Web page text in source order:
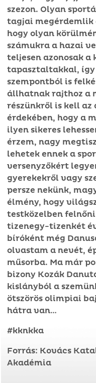
szezon. Olyan
tagjai megérdemlik
hogy olyan
számukra a hazai
teljesen azonosak
tapasztaltakkal, így
szempontból is
állhatnak rajthoz a
részünkről is kell az
érdekében, hogy a
ilyen sikeres
érzem, nagy
lehetek ennek a
versenyzőkért
gyerekekről vagy
persze nekünk,
élmény, hogy
testközelben
tizenegy-tizenkét
bíróként még
olvastam a nevét,
műsorba. Ma már
bizony Kozák
kislányból a
ötszörös olimpiai
hátra van…
#kknkka
Forrás: Kovács
Akadémia